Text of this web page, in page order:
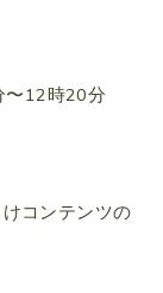
12時20分
コンテンツの